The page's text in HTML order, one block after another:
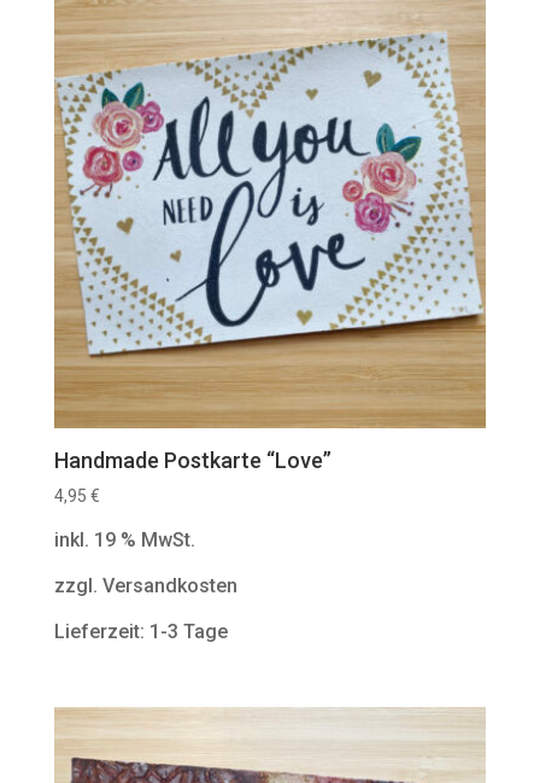
Handmade Postkarte “Love”
4,95 €
inkl. 19 % MwSt.
zzgl. Versandkosten
Lieferzeit: 1-3 Tage